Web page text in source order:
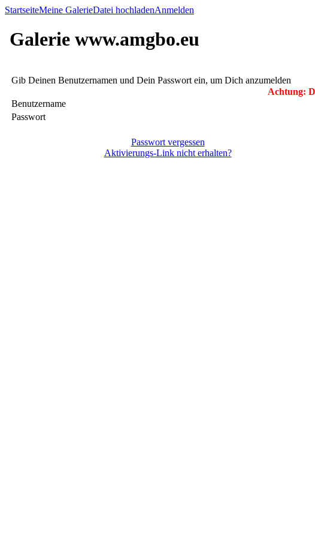
StartseiteMeine GalerieDatei hochladenAnmelden
Galerie www.amgbo.eu
Gib Deinen Benutzernamen und Dein Passwort ein, um Dich anzumelden
Achtung:
Benutzername
Passwort
Passwort vergessen
Aktivierungs-Link nicht erhalten?